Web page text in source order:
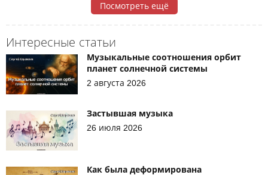
Посмотреть ещё
Интересные статьи
Музыкальные соотношения орбит
планет солнечной системы
2 августа 2026
Застывшая музыка
26 июля 2026
Как была деформирована